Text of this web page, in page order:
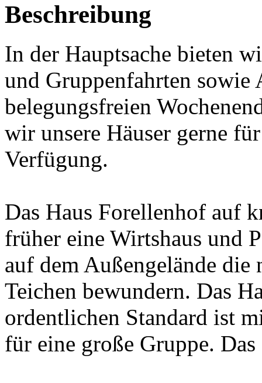
Beschreibung
In der Hauptsache bieten
und Gruppenfahrten
belegungsfreien
wir unsere Häuser gerne
Verfügung.
Das Haus Forellenhof auf
früher eine Wirtshaus und
auf dem Außengelände die
Teichen bewundern. Das
ordentlichen Standard ist
für eine große Gruppe.